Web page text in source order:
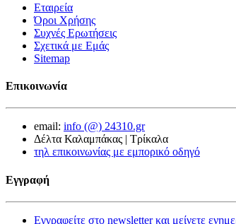
Εταιρεία
Όροι Χρήσης
Συχνές Ερωτήσεις
Σχετικά με Εμάς
Sitemap
Επικοινωνία
email: info (@) 24310.gr
Δέλτα Καλαμπάκας | Τρίκαλα
τηλ επικοινωνίας με εμπορικό οδηγό
Εγγραφή
Εγγραφείτε στο newsletter και μείνετε